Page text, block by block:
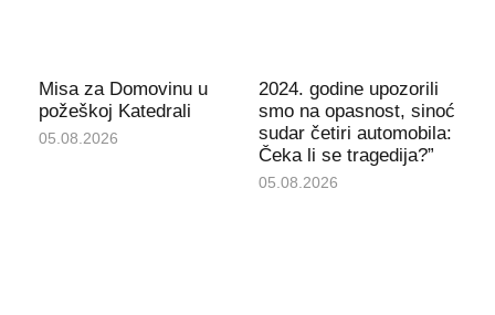
Misa za Domovinu u
požeškoj Katedrali
05.08.2026
2024. godine upozorili
smo na opasnost, sinoć
sudar četiri automobila:
Čeka li se tragedija?”
05.08.2026